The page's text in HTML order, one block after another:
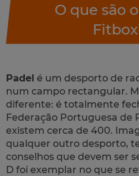
O que são
Padel é um desporto de
num campo rectangular.
diferente: é totalmente
Federação Portuguesa de
existem cerca de 400.
qualquer outro desporto,
conselhos que devem ser
D foi exemplar no que se